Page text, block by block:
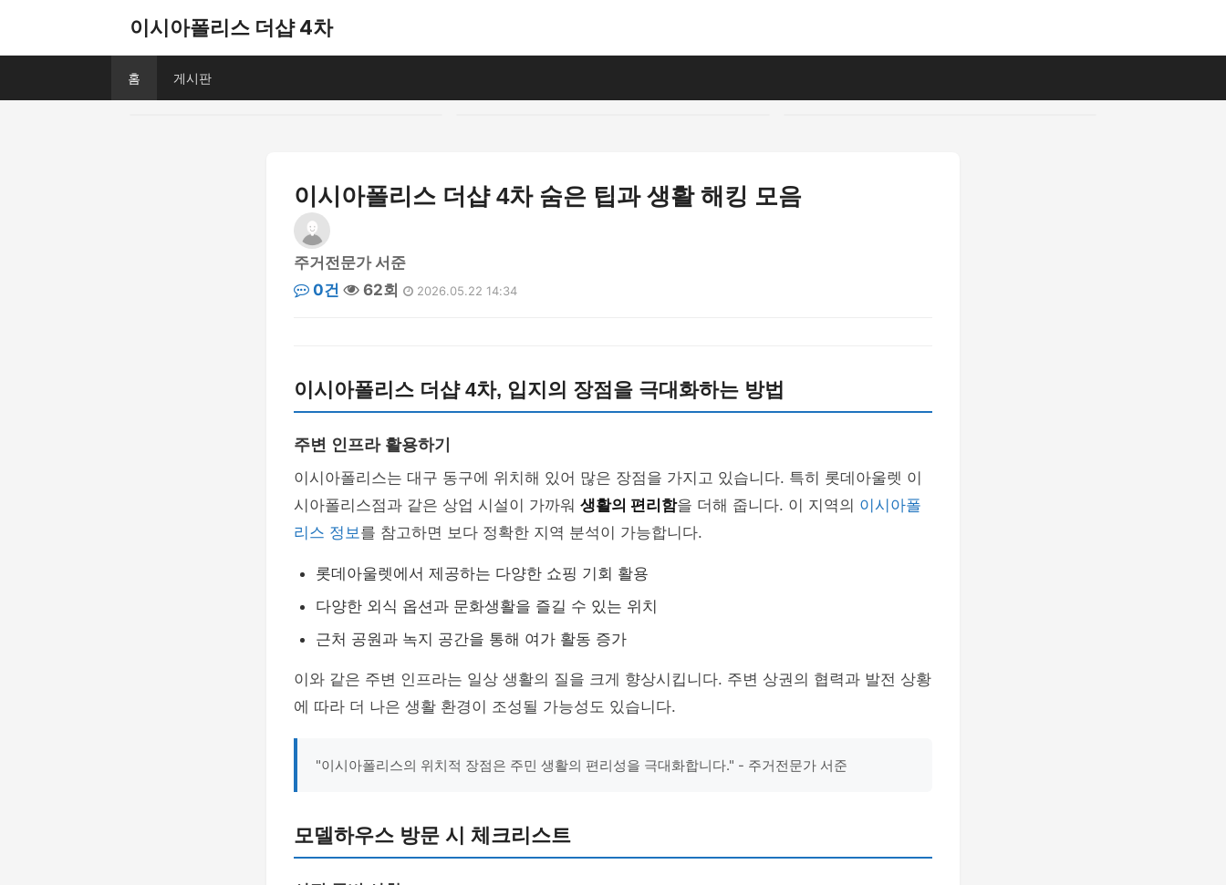
이시아폴리스 더샵 4차
홈 게시판
이시아폴리스 더샵 4차 숨은 팁과 생활 해킹 모음
주거전문가 서준
0건
62회 2026.05.22 14:34
이시아폴리스 더샵 4차, 입지의 장점을 극대화하는 방법
주변 인프라 활용하기
이시아폴리스는 대구 동구에 위치해 있어 많은 장점을 가지고 있습니다. 특히 롯데아울렛 이
시아폴리스점과 같은 상업 시설이 가까워 생활의 편리함을 더해 줍니다. 이 지역의 이시아폴
리스 정보를 참고하면 보다 정확한 지역 분석이 가능합니다.
롯데아울렛에서 제공하는 다양한 쇼핑 기회 활용
다양한 외식 옵션과 문화생활을 즐길 수 있는 위치
근처 공원과 녹지 공간을 통해 여가 활동 증가
이와 같은 주변 인프라는 일상 생활의 질을 크게 향상시킵니다. 주변 상권의 협력과 발전 상황
에 따라 더 나은 생활 환경이 조성될 가능성도 있습니다.
"이시아폴리스의 위치적 장점은 주민 생활의 편리성을 극대화합니다." - 주거전문가 서준
모델하우스 방문 시 체크리스트